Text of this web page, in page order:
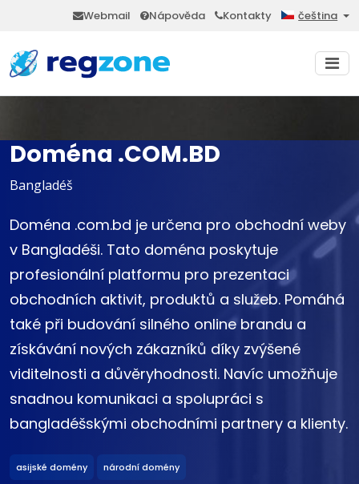
Webmail Nápověda Kontakty čeština
Doména .COM.BD
Bangladéš
Doména .com.bd je určena pro obchodní weby
v Bangladéši. Tato doména poskytuje
profesionální platformu pro prezentaci
obchodních aktivit, produktů a služeb. Pomáhá
také při budování silného online brandu a
získávání nových zákazníků díky zvýšené
viditelnosti a důvěryhodnosti. Navíc umožňuje
snadnou komunikaci a spolupráci s
bangladéšskými obchodními partnery a klienty.
asijské domény národní domény